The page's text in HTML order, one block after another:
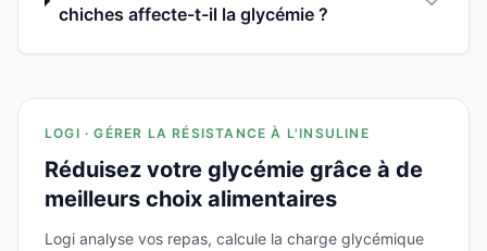
chiches affecte-t-il la glycémie ?
LOGI · GÉRER LA RÉSISTANCE À L'INSULINE
Réduisez votre glycémie grâce à de
meilleurs choix alimentaires
Logi analyse vos repas, calcule la charge glycémique